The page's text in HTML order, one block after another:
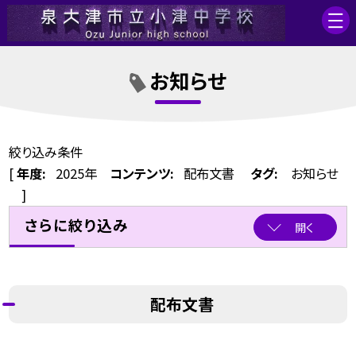
お知らせ
絞り込み条件
[年度: 2025年 コンテンツ: 配布文書 タグ:
お知らせ
]
さらに絞り込み 開く
配布文書